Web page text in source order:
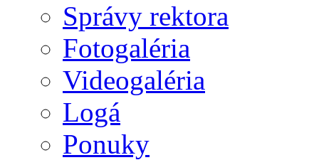
Správy rektora
Fotogaléria
Videogaléria
Logá
Ponuky